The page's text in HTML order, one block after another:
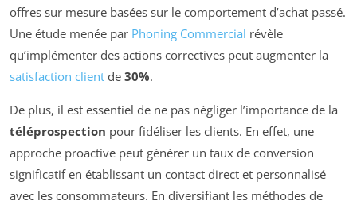
offres sur mesure basées sur le comportement d’achat passé.
Une étude menée par Phoning Commercial révèle
qu’implémenter des actions correctives peut augmenter la
satisfaction client de 30%.
De plus, il est essentiel de ne pas négliger l’importance de la
téléprospection pour fidéliser les clients. En effet, une
approche proactive peut générer un taux de conversion
significatif en établissant un contact direct et personnalisé
avec les consommateurs. En diversifiant les méthodes de